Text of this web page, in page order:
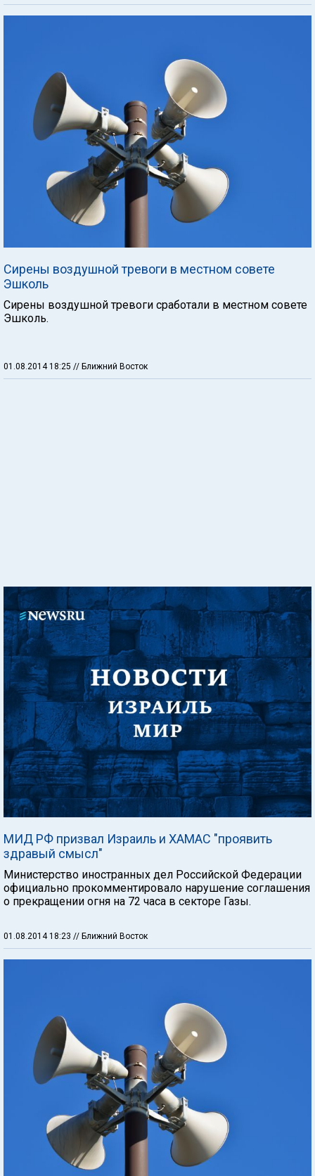
Сирены воздушной тревоги в местном совете
Эшколь
Сирены воздушной тревоги сработали в местном совете
Эшколь.
01.08.2014 18:25 // Ближний Восток
МИД РФ призвал Израиль и ХАМАС "проявить
здравый смысл"
Министерство иностранных дел Российской Федерации
официально прокомментировало нарушение соглашения
о прекращении огня на 72 часа в секторе Газы.
01.08.2014 18:23 // Ближний Восток